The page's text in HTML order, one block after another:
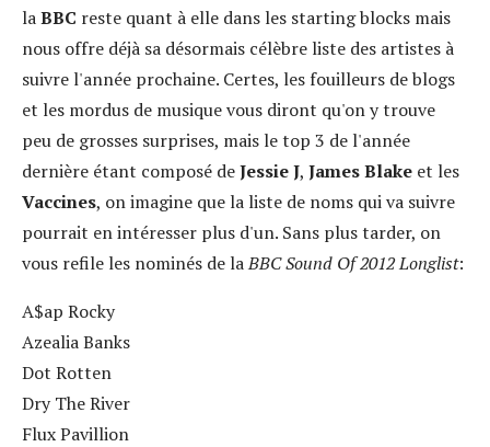
laBBC reste quant à elle dans les starting blocks mais
nous offre déjà sa désormais célèbre liste des artistes à
suivre l'année prochaine. Certes, les fouilleurs de blogs
et les mordus de musique vous diront qu'on y trouve
peu de grosses surprises, mais le top 3 de l'année
dernière étant composé deJessie J, James Blake et les
Vaccines, on imagine que la liste de noms qui va suivre
pourrait en intéresser plus d'un. Sans plus tarder, on
vous refile les nominés de laBBC Sound Of 2012 Longlist:
A$ap Rocky
Azealia Banks
Dot Rotten
Dry The River
Flux Pavillion